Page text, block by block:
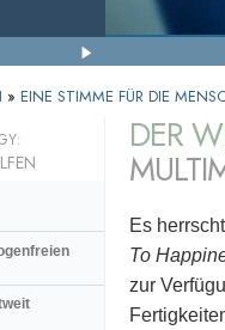
» EINE STIMME FÜR DIE
DER
Es
To
zur